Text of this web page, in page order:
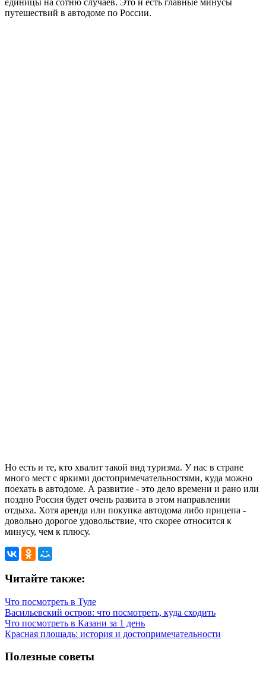
единицы на сотню случаев. Это и есть главные минусы
путешествий в автодоме по России.
Но есть и те, кто хвалит такой вид туризма. У нас в стране
много мест с яркими достопримечательностями, куда можно
поехать в автодоме. А развитие - это дело времени и рано или
поздно Россия будет очень развита в этом направлении
отдыха. Хотя аренда или покупка автодома либо прицепа -
довольно дорогое удовольствие, что скорее относится к
минусу, чем к плюсу.
Читайте также:
Что посмотреть в Туле
Васильевский остров: что посмотреть, куда сходить
Что посмотреть в Казани за 1 день
Красная площадь: история и достопримечательности
Полезные советы